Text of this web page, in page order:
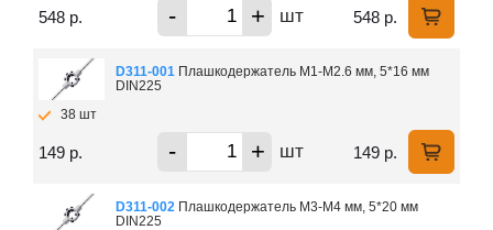
548 р. - + шт 548 р.
D311-001 Плашкодержатель М1-М2.6 мм, 5*16 мм
DIN225
38 шт
149 р. - + шт 149 р.
D311-002 Плашкодержатель М3-М4 мм, 5*20 мм
DIN225